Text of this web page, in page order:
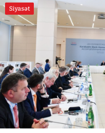
Siyasət